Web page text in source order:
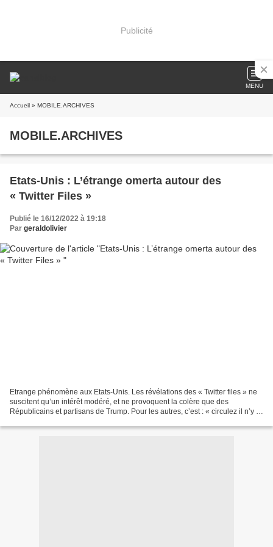
Publicité
MENU
Accueil » MOBILE.ARCHIVES
MOBILE.ARCHIVES
Etats-Unis : L’étrange omerta autour des
« Twitter Files »
Publié le 16/12/2022 à 19:18
Par geraldolivier
Etrange phénomène aux Etats-Unis. Les révélations des « Twitter files » ne
suscitent qu’un intérêt modéré, et ne provoquent la colère que des
Républicains et partisans de Trump. Pour les autres, c’est : « circulez il n’y a